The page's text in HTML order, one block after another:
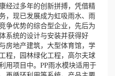
过多年的创新拼搏，凭借精
，现已发展成为虹吸雨水、雨
争优势的综合型企业，先后为
系统的设计与安装并获得好
房地产建筑，大型体育馆，学
程，园林绿化工程，高尔夫球
用项目中。PP雨水模块适用于